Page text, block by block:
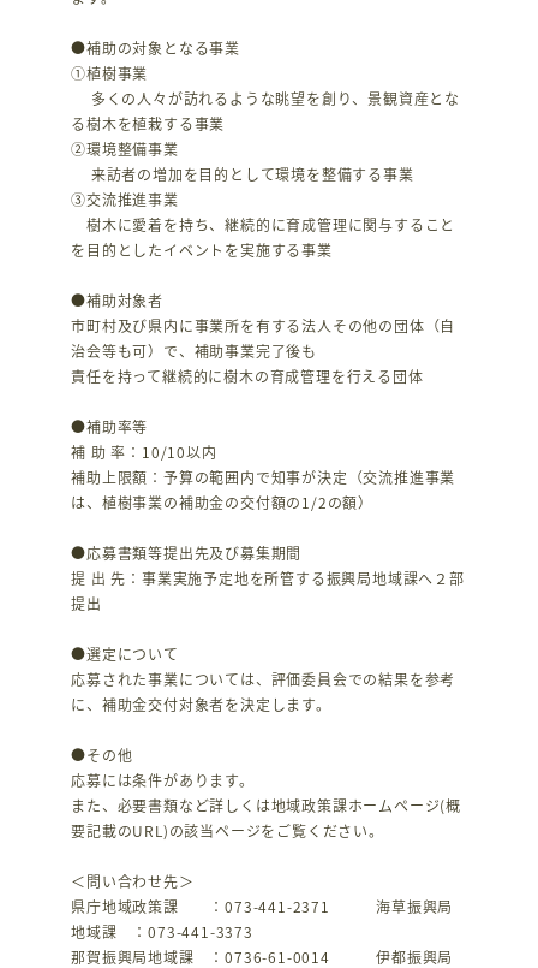
●補助の対象となる事業
①植樹事業
多くの人々が訪れるような眺望を創り、景観資産とな
る樹木を植栽する事業
②環境整備事業
来訪者の増加を目的として環境を整備する事業
③交流推進事業
樹木に愛着を持ち、継続的に育成管理に関与すること
を目的としたイベントを実施する事業
●補助対象者
市町村及び県内に事業所を有する法人その他の団体（自
治会等も可）で、補助事業完了後も
責任を持って継続的に樹木の育成管理を行える団体
●補助率等
補 助 率：10/10以内
補助上限額：予算の範囲内で知事が決定（交流推進事業
は、植樹事業の補助金の交付額の1/2の額）
●応募書類等提出先及び募集期間
提 出 先：事業実施予定地を所管する振興局地域課へ２部
提出
●選定について
応募された事業については、評価委員会での結果を参考
に、補助金交付対象者を決定します。
●その他
応募には条件があります。
また、必要書類など詳しくは地域政策課ホームページ(概
要記載のURL)の該当ページをご覧ください。
＜問い合わせ先＞
県庁地域政策課 ：073-441-2371 海草振興局
地域課 ：073-441-3373
那賀振興局地域課 ：0736-61-0014 伊都振興局